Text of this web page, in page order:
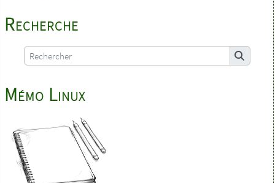
Recherche
Mémo Linux